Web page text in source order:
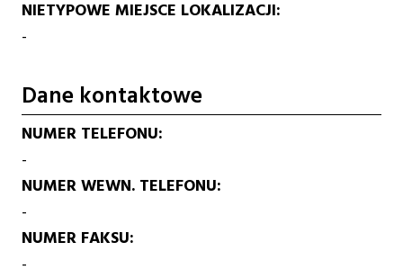
NIETYPOWE MIEJSCE LOKALIZACJI
-
Dane kontaktowe
NUMER TELEFONU
-
NUMER WEWN. TELEFONU
-
NUMER FAKSU
-